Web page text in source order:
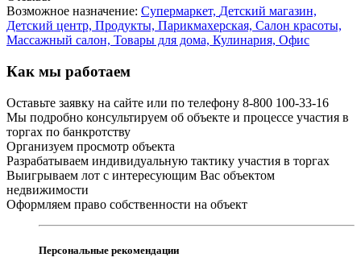
Возможное назначение: Супермаркет, Детский магазин,
Детский центр, Продукты, Парикмахерская, Салон красоты,
Массажный салон, Товары для дома, Кулинария, Офис
Как мы работаем
Оставьте заявку на сайте или по телефону 8-800 100-33-16
Мы подробно консультируем об объекте и процессе участия в
торгах по банкротству
Организуем просмотр объекта
Разрабатываем индивидуальную тактику участия в торгах
Выигрываем лот с интересующим Вас объектом
недвижимости
Оформляем право собственности на объект
Персональные рекомендации